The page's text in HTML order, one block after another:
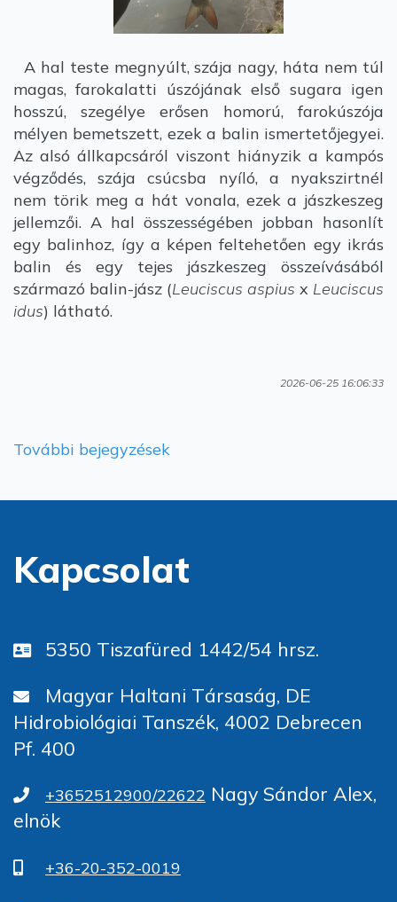
A hal teste megnyúlt, szája nagy, háta nem túl
magas, farokalatti úszójának első sugara igen
hosszú, szegélye erősen homorú, farokúszója
mélyen bemetszett, ezek a balin ismertetőjegyei.
Az alsó állkapcsáról viszont hiányzik a kampós
végződés, szája csúcsba nyíló, a nyakszirtnél
nem törik meg a hát vonala, ezek a jászkeszeg
jellemzői. A hal összességében jobban hasonlít
egy balinhoz, így a képen feltehetően egy ikrás
balin és egy tejes jászkeszeg összeívásából
származó balin-jász (Leuciscus aspius x Leuciscus
idus) látható.
2026-06-25 16:06:33
További bejegyzések
Kapcsolat
5350 Tiszafüred 1442/54 hrsz.
Magyar Haltani Társaság, DE
Hidrobiológiai Tanszék, 4002 Debrecen
Pf. 400
+3652512900/22622 Nagy Sándor Alex,
elnök
+36-20-352-0019